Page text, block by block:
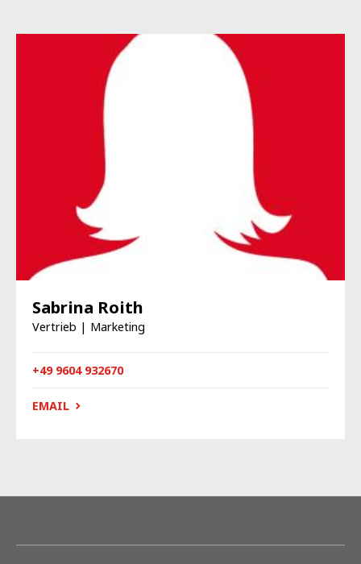
Sabrina Roith
Vertrieb | Marketing
+49 9604 932670
EMAIL